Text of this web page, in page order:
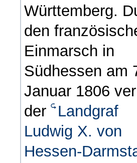
Württemberg.
den
Einmarsch in
Südhessen am
Januar 1806
der Landgraf
Ludwig X. von
Hessen-